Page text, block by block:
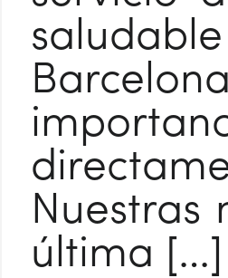
Nuestras
última […]